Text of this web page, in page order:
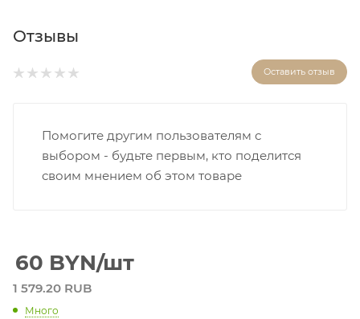
Отзывы
Оставить отзыв
Помогите другим пользователям с
выбором - будьте первым, кто поделится
своим мнением об этом товаре
60 BYN/шт
1 579.20 RUB
Много